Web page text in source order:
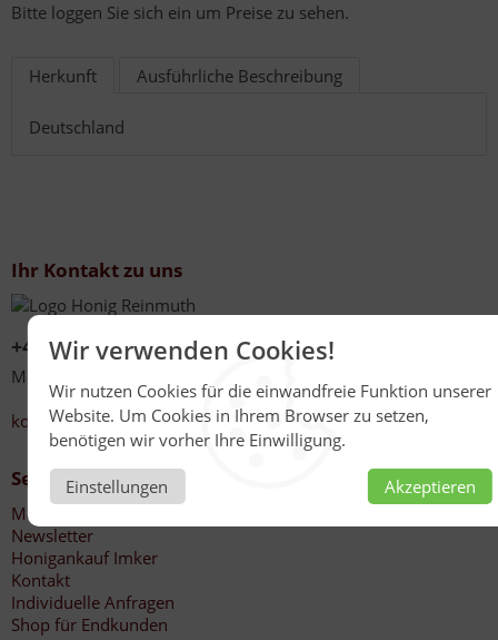
Wir verwenden Cookies!
Wir nutzen Cookies für die einwandfreie Funktion unserer
Website. Um Cookies in Ihrem Browser zu setzen,
benötigen wir vorher Ihre Einwilligung.
Einstellungen Akzeptieren
Bitte loggen Sie sich ein um Preise zu sehen.
Herkunft Ausführliche Beschreibung
Deutschland
Ihr Kontakt zu uns
+49 (0)6267 201
Mo - Fr 08:00 - 12:30 Uhr
13:30 - 17:00 Uhr
kontakt@honig-reinmuth.de
Service
Mein Konto
Newsletter
Honigankauf Imker
Kontakt
Individuelle Anfragen
Shop für Endkunden